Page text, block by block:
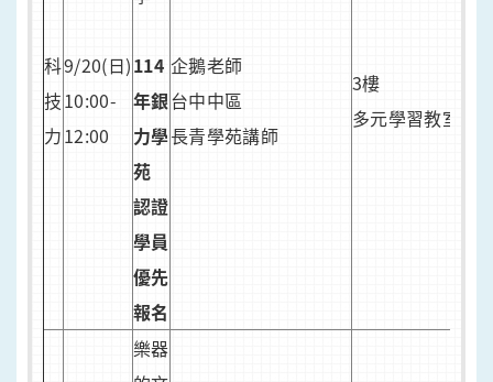
科
技
力
9/20(日)
10:00-
12:00
114
年銀
力學
苑
認證
學員
優先
報名
企鵝老師
台中中區
長青學苑講師
3樓
多元學習教室
樂器